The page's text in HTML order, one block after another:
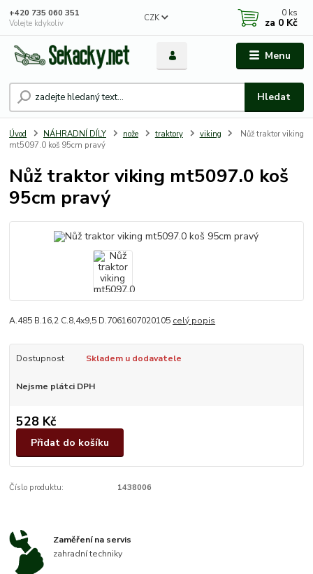
Menu
CZK
Hledat
+420 735 060 351
Volejte kdykoliv
0 ks
za 0 Kč
Úvod NÁHRADNÍ DÍLY nože traktory viking
Nůž traktor viking
mt5097.0 koš 95cm pravý
Nůž traktor viking mt5097.0 koš
95cm pravý
A.485 B.16,2 C.8,4x9,5 D.7061607020105 celý popis
Dostupnost Skladem u dodavatele
Nejsme plátci DPH
528 Kč
Přidat do košíku
Číslo produktu: 1438006
Zaměření na servis
zahradní techniky